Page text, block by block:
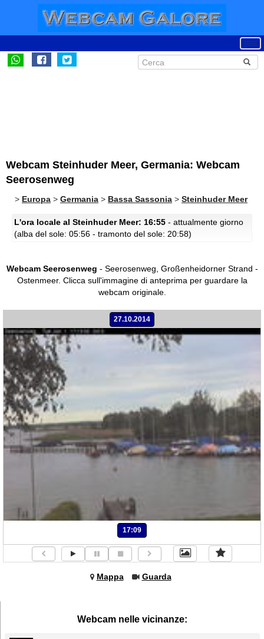
Webcam Steinhuder Meer, Germania: Webcam
Seerosenweg
> Europa > Germania > Bassa Sassonia > Steinhuder Meer
L'ora locale al Steinhuder Meer: 16:55 - attualmente giorno
(alba del sole: 05:56 - tramonto del sole: 20:58)
Webcam Seerosenweg - Seerosenweg, Großenheidorner Strand -
Ostenmeer. Clicca sull'immagine di anteprima per guardare la
webcam originale.
27.10.2014
17:09
Mappa Guarda
Webcam nelle vicinanze: